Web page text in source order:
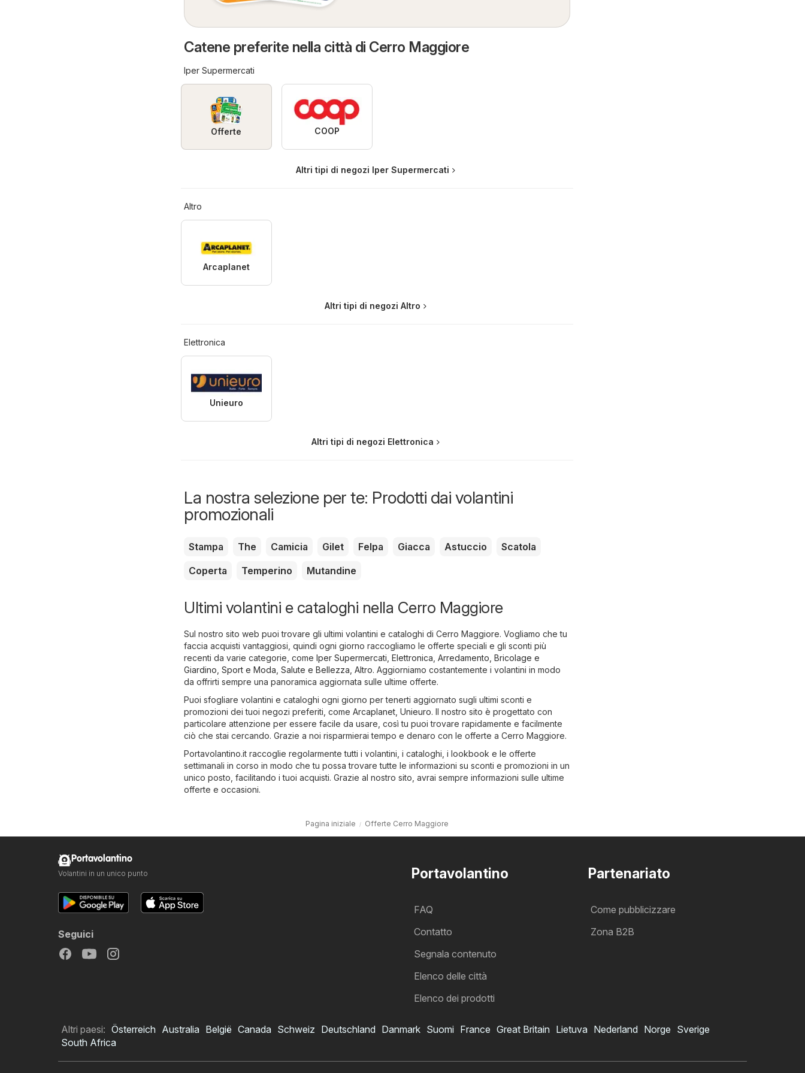
Catene preferite nella città di Cerro Maggiore
Iper Supermercati
Offerte COOP
Altri tipi di negozi Iper Supermercati
Altro
Arcaplanet
Altri tipi di negozi Altro
Elettronica
Unieuro
Altri tipi di negozi Elettronica
La nostra selezione per te: Prodotti dai volantini
promozionali
Stampa The Camicia Gilet Felpa Giacca Astuccio
Scatola
Coperta
Temperino Mutandine
Ultimi volantini e cataloghi nella Cerro Maggiore
Sul nostro sito web puoi trovare gli ultimi volantini e cataloghi di Cerro Maggiore. Vogliamo che tu
faccia acquisti vantaggiosi, quindi ogni giorno raccogliamo le offerte speciali e gli sconti più
recenti da varie categorie, come Iper Supermercati, Elettronica, Arredamento, Bricolage e
Giardino, Sport e Moda, Salute e Bellezza, Altro. Aggiorniamo costantemente i volantini in modo
da offrirti sempre una panoramica aggiornata sulle ultime offerte.
Puoi sfogliare volantini e cataloghi ogni giorno per tenerti aggiornato sugli ultimi sconti e
promozioni dei tuoi negozi preferiti, come Arcaplanet, Unieuro. Il nostro sito è progettato con
particolare attenzione per essere facile da usare, così tu puoi trovare rapidamente e facilmente
ciò che stai cercando. Grazie a noi risparmierai tempo e denaro con le offerte a Cerro Maggiore.
Portavolantino.it raccoglie regolarmente tutti i volantini, i cataloghi, i lookbook e le offerte
settimanali in corso in modo che tu possa trovare tutte le informazioni su sconti e promozioni in un
unico posto, facilitando i tuoi acquisti. Grazie al nostro sito, avrai sempre informazioni sulle ultime
offerte e occasioni.
Pagina iniziale Offerte Cerro Maggiore
Portavolantino
FAQ
Contatto
Segnala contenuto
Elenco delle città
Elenco dei prodotti
Partenariato
Come pubblicizzare
Zona B2B
Portavolantino
Volantini in un unico punto
Seguici
Altri paesi: Österreich Australia België Canada Schweiz Deutschland Danmark Suomi France Great Britain Lietuva Nederland Norge Sverige
South Africa